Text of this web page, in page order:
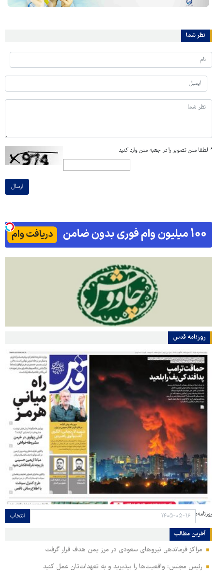
نظر شما
* لطفا متن تصویر را در جعبه متن وارد کنید
ارسال
روزنامه قدس
روزنامه: انتخاب
آخرین مطالب
مراکز فرماندهی نیروهای سعودی در مرز یمن هدف قرار گرفت
رئیس مجلس: واقعیت‌ها را بپذیرید و به تعهدات‌تان عمل کنید